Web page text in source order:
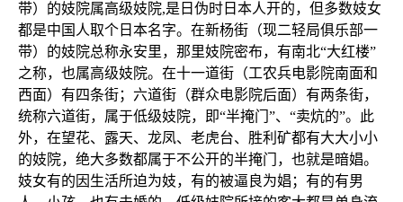
带）的妓院属高级妓院,是日伪时日本人开的，但多数妓女
都是中国人取个日本名字。在新杨街（现二轻局俱乐部一
带）的妓院总称永安里，那里妓院密布，有南北“大红楼”
之称，也属高级妓院。在十一道街（工农兵电影院南面和
西面）有四条街；六道街（群众电影院后面）有两条街，
统称六道街，属于低级妓院，即“半掩门”、“卖炕的”。此
外，在望花、露天、龙凤、老虎台、胜利矿都有大大小小
的妓院，绝大多数都属于不公开的半掩门，也就是暗娼。
妓女有的因生活所迫为妓，有的被逼良为娼；有的有男